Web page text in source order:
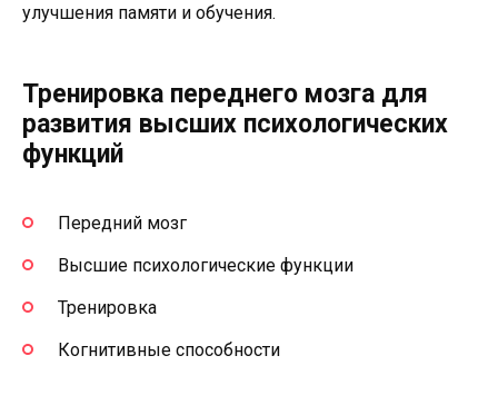
улучшения памяти и обучения.
Тренировка переднего мозга для
развития высших психологических
функций
Передний мозг
Высшие психологические функции
Тренировка
Когнитивные способности